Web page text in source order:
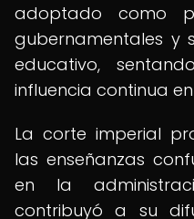
adoptado como
gubernamentales y
educativo,
influencia continua
La corte imperial
las enseñanzas
en la
contribuyó a su